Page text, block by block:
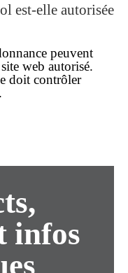
est-elle autorisée
peuvent
web autorisé.
doit contrôler
infos